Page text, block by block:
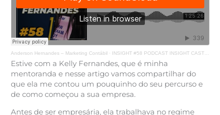
Anderson Hernandes – Marketing Contábil· INSIGHT #58 PODCAST INSIGHT CAST | Com Kelly Fernandes
Estive com a Kelly Fernandes, que é minha
mentoranda e nesse artigo vamos compartilhar do
que ela me contou um pouquinho do seu percurso e
de como começou a sua empresa.
Antes de ser empresária, ela trabalhava no regime